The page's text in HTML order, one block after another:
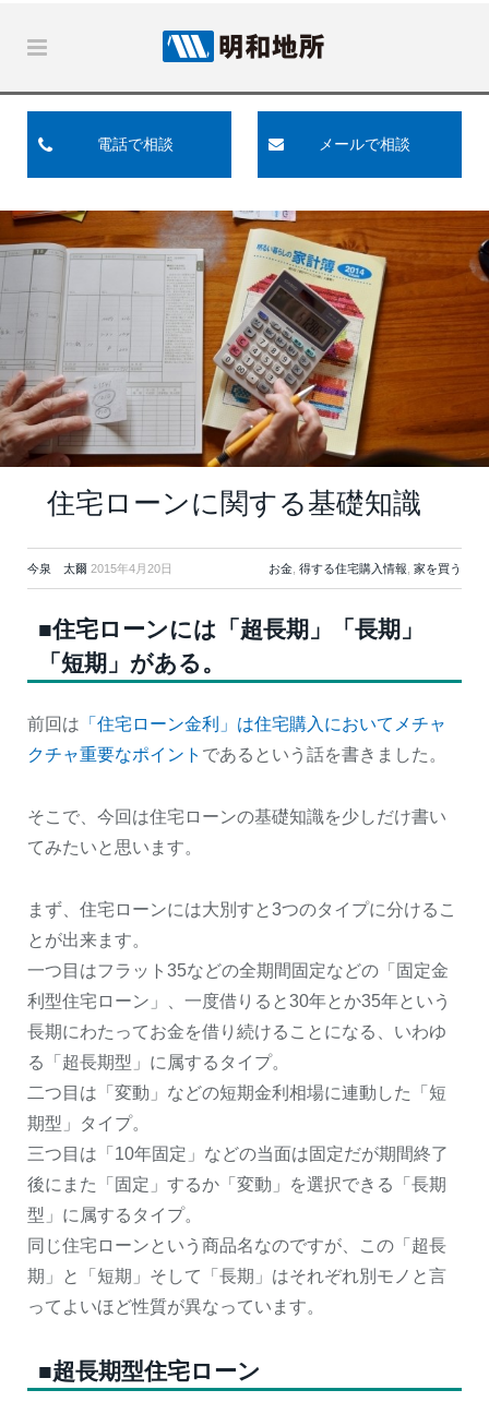
電話で相談 メールで相談
住宅ローンに関する基礎知識
今泉 太爾 2015年4月20日 お金 得する住宅購入情報 家を買う
■住宅ローンには「超長期」「長期」
「短期」がある。
前回は 「住宅ローン金利」は住宅購入においてメチャ
クチャ重要なポイント であるという話を書きました。
そこで、今回は住宅ローンの基礎知識を少しだけ書い
てみたいと思います。
まず、住宅ローンには大別すと3つのタイプに分けるこ
とが出来ます。
一つ目はフラット35などの全期間固定などの「固定金
利型住宅ローン」、一度借りると30年とか35年という
長期にわたってお金を借り続けることになる、いわゆ
る「超長期型」に属するタイプ。
二つ目は「変動」などの短期金利相場に連動した「短
期型」タイプ。
三つ目は「10年固定」などの当面は固定だが期間終了
後にまた「固定」するか「変動」を選択できる「長期
型」に属するタイプ。
同じ住宅ローンという商品名なのですが、この「超長
期」と「短期」そして「長期」はそれぞれ別モノと言
ってよいほど性質が異なっています。
■超長期型住宅ローン